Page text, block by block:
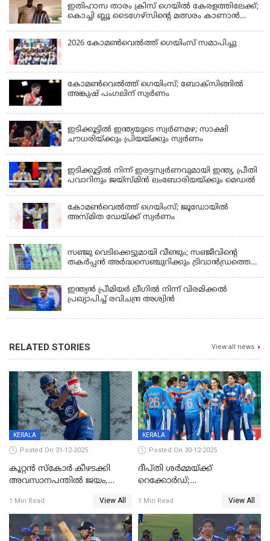
ഇതിഹാസ താരം ക്രിസ് ഗെയിൽ കേരളത്തിലേക്ക്;
കൊച്ചി ബ്ലൂ ടൈഗേഴ്സിന്റെ മത്സരം കാണാൻ
2026 കോമണ്‍വെല്‍ത്ത് ഗെയിംസ് സമാപിച്ചു
കോമണ്‍വെല്‍ത്ത് ഗെയിംസ്; ബോക്‌സിങ്ങില്‍
അങ്കുഷ് പംഗലിന് സ്വര്‍ണം
ഇടിക്കൂട്ടിൽ ഇന്ത്യയുടെ സ്വർണമഴ; സാക്ഷി
ചൗധരിയ്ക്കും പ്രിയയ്ക്കും സ്വർണം
ഇടിക്കൂട്ടിൽ നിന്ന് ഇരട്ടസ്വർണവുമായി ഇന്ത്യ, പ്രീതി
പവാറിനും ജയ്സ്മിന്‍ ലംബോരിയയ്ക്കും മെഡൽ
കോമണ്‍വെല്‍ത്ത് ഗെയിംസ്; ജൂഡോയിൽ
അസ്മിത ഡേയ്ക്ക് സ്വർണം
സഞ്ജു വെടിക്കെട്ടുമായി വീണ്ടും; സഞ്ജീവിന്‍റെ
തകർപ്പൻ അർദ്ധസെഞ്ചുറിക്കും ട്രിവാൻഡ്രത്തെ
ഇന്ത്യന്‍ പ്രീമിയര്‍ ലീഗില്‍ നിന്ന് വിരമിക്കല്‍
പ്രഖ്യാപിച്ച് രവിചന്ദ്ര അശ്വിന്‍
RELATED STORIES View all news
KERALA
Posted On 31-12-2025
കൂറ്റൻ സ്കോർ കീഴടക്കി
അവസാനപന്തിൽ ജയം,
1 Min Read View All
KERALA
Posted On 30-12-2025
ദീപ്തി ശർമ്മയ്ക്ക്
റെക്കോർഡ്;
ടി20 പരമ്പര തൂത്തുവാരി
ഇന്ത്യ
1 Min Read View All